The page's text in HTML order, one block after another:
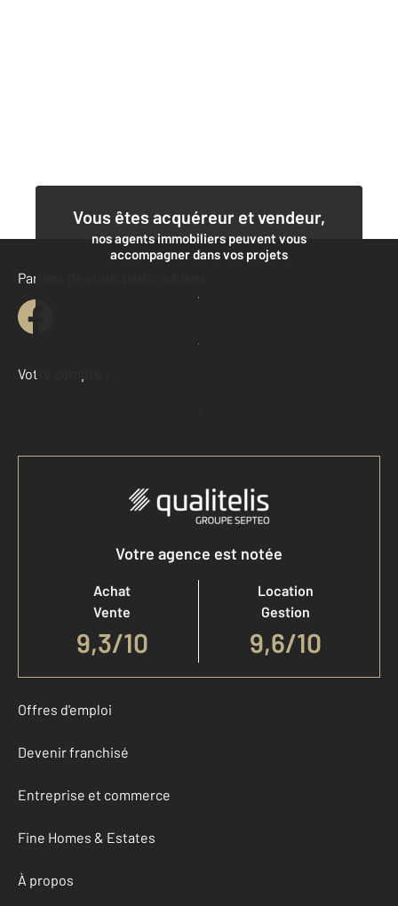
Vous êtes acquéreur et vendeur,
nos agents immobiliers peuvent vous
accompagner dans vos projets
Contacter l'agence
Demander une estimation
Parlons de vous, parlons biens
Votre compte :
Accéder à mon compte
Votre agence est notée
Achat
Vente
9,3/10
Location
Gestion
9,6/10
Offres d'emploi
Devenir franchisé
Entreprise et commerce
Fine Homes & Estates
À propos